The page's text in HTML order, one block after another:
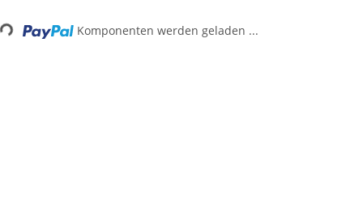
Komponenten werden geladen ...